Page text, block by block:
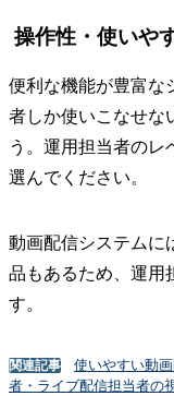
操作性・使いや
便利な機能が豊富な
者しか使いこなせな
う。運用担当者のレ
選んでください。
動画配信システムに
品もあるため、運用
す。
関連記事
使いやすい動
者・ライブ配信担当者の